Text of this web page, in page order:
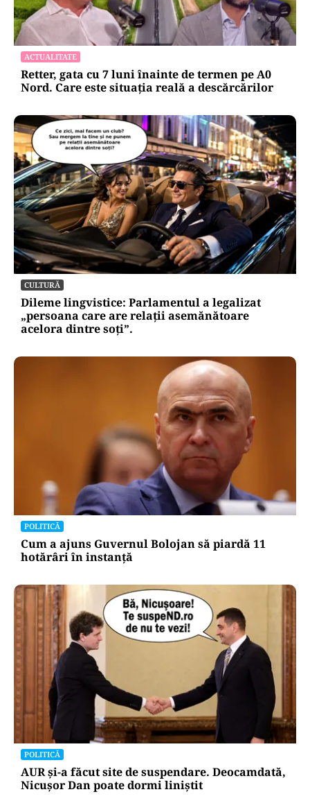
ACTUALITATE
Retter, gata cu 7 luni înainte de termen pe A0
Nord. Care este situația reală a descărcărilor
CULTURĂ
Dileme lingvistice: Parlamentul a legalizat
„persoana care are relații asemănătoare
acelora dintre soți”.
POLITICĂ
Cum a ajuns Guvernul Bolojan să piardă 11
hotărâri în instanță
POLITICĂ
AUR și-a făcut site de suspendare. Deocamdată,
Nicușor Dan poate dormi liniștit